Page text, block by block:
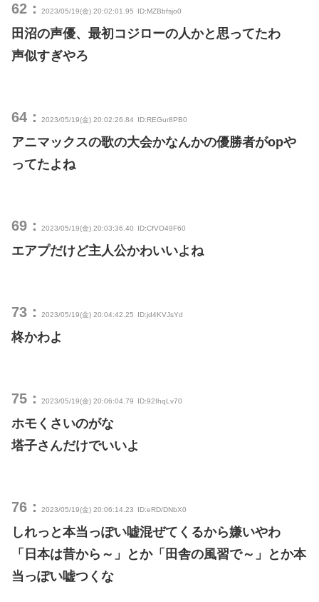
62： 2023/05/19(金) 20:02:01.95 ID:MZBbfsjo0
田沼の声優、最初コジローの人かと思ってたわ
声似すぎやろ
64： 2023/05/19(金) 20:02:26.84 ID:REGur8PB0
アニマックスの歌の大会かなんかの優勝者がopや
ってたよね
69： 2023/05/19(金) 20:03:36.40 ID:CfVO49F60
エアプだけど主人公かわいいよね
73： 2023/05/19(金) 20:04:42.25 ID:jd4KVJsYd
柊かわよ
75： 2023/05/19(金) 20:06:04.79 ID:92IhqLv70
ホモくさいのがな
塔子さんだけでいいよ
76： 2023/05/19(金) 20:06:14.23 ID:eRD/DNbX0
しれっと本当っぽい嘘混ぜてくるから嫌いやわ
「日本は昔から～」とか「田舎の風習で～」とか本
当っぽい嘘つくな